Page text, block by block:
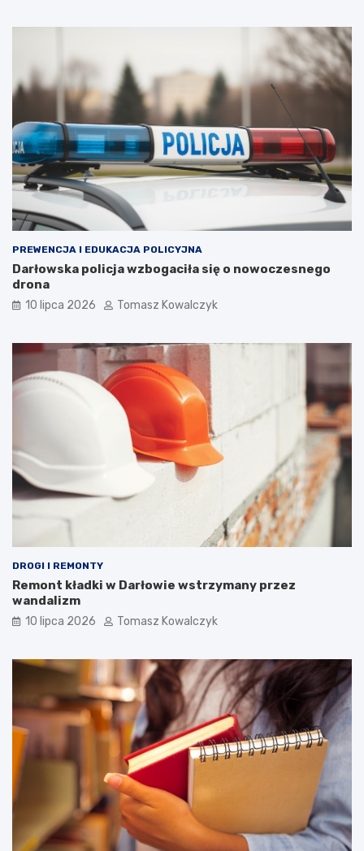
PREWENCJA I EDUKACJA POLICYJNA
Darłowska policja wzbogaciła się o nowoczesnego
drona
10 lipca 2026 Tomasz Kowalczyk
DROGI I REMONTY
Remont kładki w Darłowie wstrzymany przez
wandalizm
10 lipca 2026 Tomasz Kowalczyk